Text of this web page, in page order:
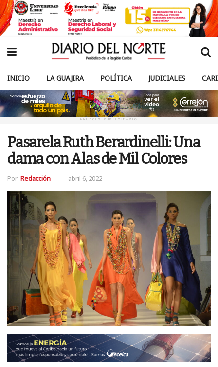
INICIO LA GUAJIRA POLÍTICA JUDICIALES
ANUNCIO PUBLICITARIO
Pasarela Ruth Berardinelli: Una
dama con Alas de Mil Colores
Por: Redacción abril 6, 2022